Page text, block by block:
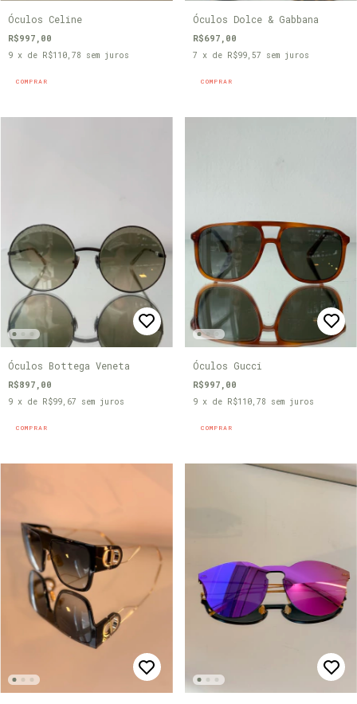
Óculos Celine
R$997,00
9 x de R$110,78 sem juros
COMPRAR
Óculos Dolce & Gabbana
R$697,00
7 x de R$99,57 sem juros
COMPRAR
Óculos Bottega Veneta
R$897,00
9 x de R$99,67 sem juros
COMPRAR
Óculos Gucci
R$997,00
9 x de R$110,78 sem juros
COMPRAR